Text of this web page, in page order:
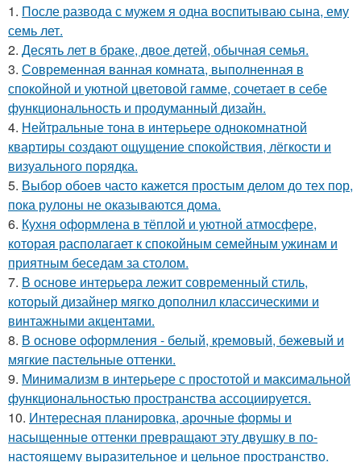
1. После развода с мужем я одна воспитываю сына, ему
семь лет.
2. Десять лет в браке, двое детей, обычная семья.
3. Современная ванная комната, выполненная в
спокойной и уютной цветовой гамме, сочетает в себе
функциональность и продуманный дизайн.
4. Нейтральные тона в интерьере однокомнатной
квартиры создают ощущение спокойствия, лёгкости и
визуального порядка.
5. Выбор обоев часто кажется простым делом до тех пор,
пока рулоны не оказываются дома.
6. Кухня оформлена в тёплой и уютной атмосфере,
которая располагает к спокойным семейным ужинам и
приятным беседам за столом.
7. В основе интерьера лежит современный стиль,
который дизайнер мягко дополнил классическими и
винтажными акцентами.
8. В основе оформления - белый, кремовый, бежевый и
мягкие пастельные оттенки.
9. Минимализм в интерьере с простотой и максимальной
функциональностью пространства ассоциируется.
10. Интересная планировка, арочные формы и
насыщенные оттенки превращают эту двушку в по-
настоящему выразительное и цельное пространство.